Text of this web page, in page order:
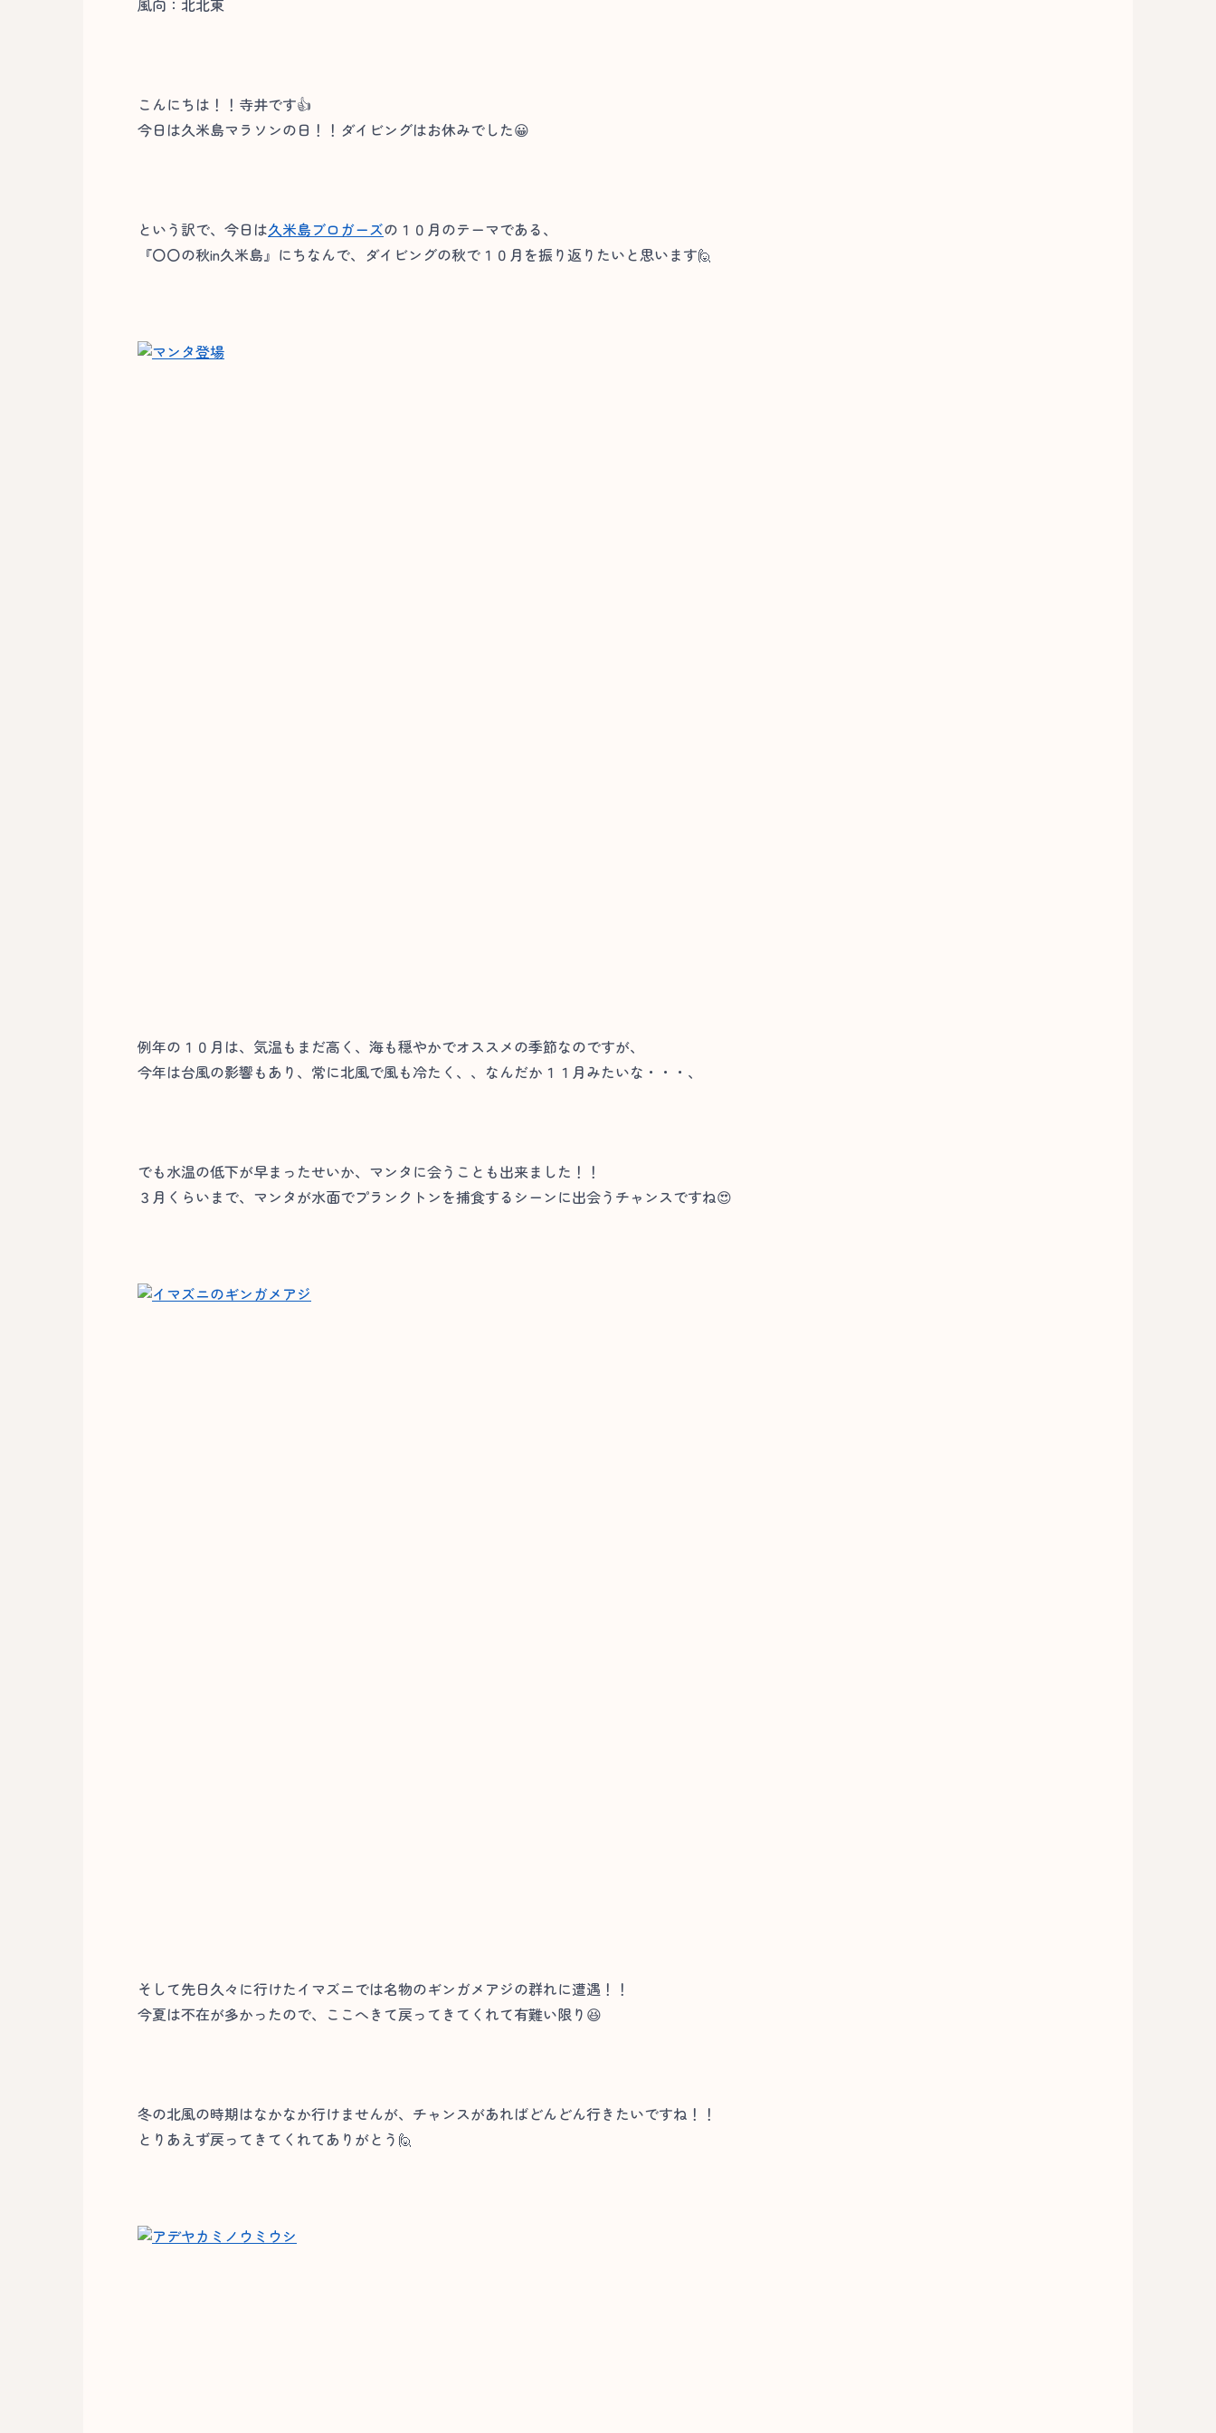
風向：北北東
こんにちは！！寺井です👍
今日は久米島マラソンの日！！ダイビングはお休みでした😀
という訳で、今日は久米島ブロガーズの１０月のテーマである、
『〇〇の秋in久米島』にちなんで、ダイビングの秋で１０月を振り返りたいと思います🙋
例年の１０月は、気温もまだ高く、海も穏やかでオススメの季節なのですが、
今年は台風の影響もあり、常に北風で風も冷たく、、なんだか１１月みたいな・・・、
でも水温の低下が早まったせいか、マンタに会うことも出来ました！！
３月くらいまで、マンタが水面でプランクトンを捕食するシーンに出会うチャンスですね😍
そして先日久々に行けたイマズニでは名物のギンガメアジの群れに遭遇！！
今夏は不在が多かったので、ここへきて戻ってきてくれて有難い限り😆
冬の北風の時期はなかなか行けませんが、チャンスがあればどんどん行きたいですね！！
とりあえず戻ってきてくれてありがとう🙋